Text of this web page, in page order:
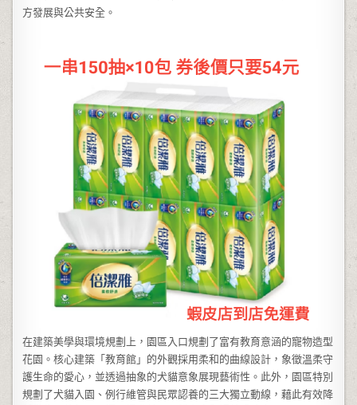
方發展與公共安全。
在建築美學與環境規劃上，園區入口規劃了富有教育意涵的寵物造型
花園。核心建築「教育館」的外觀採用柔和的曲線設計，象徵溫柔守
護生命的愛心，並透過抽象的犬貓意象展現藝術性。此外，園區特別
規劃了犬貓入園、例行維管與民眾認養的三大獨立動線，藉此有效降